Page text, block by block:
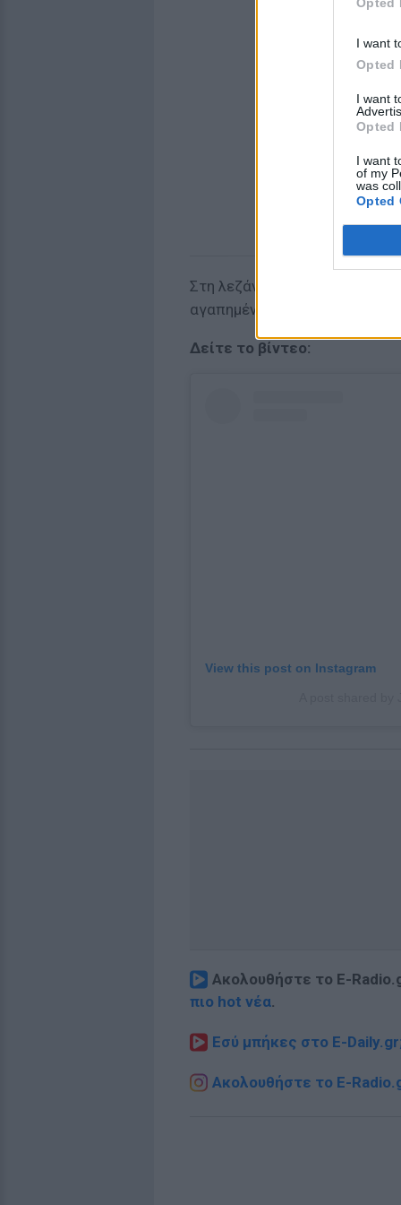
I want
Opted
I want
Opted
I want
of my
was
Opted
Στη λεζάντα της ανάρτησής
αγαπημένες μου
Δείτε το βίντεο:
View this post on Instagram
Ακολουθήστε το E-
πιο hot νέα.
Εσύ μπήκες στο E-
Ακολουθήστε το E-